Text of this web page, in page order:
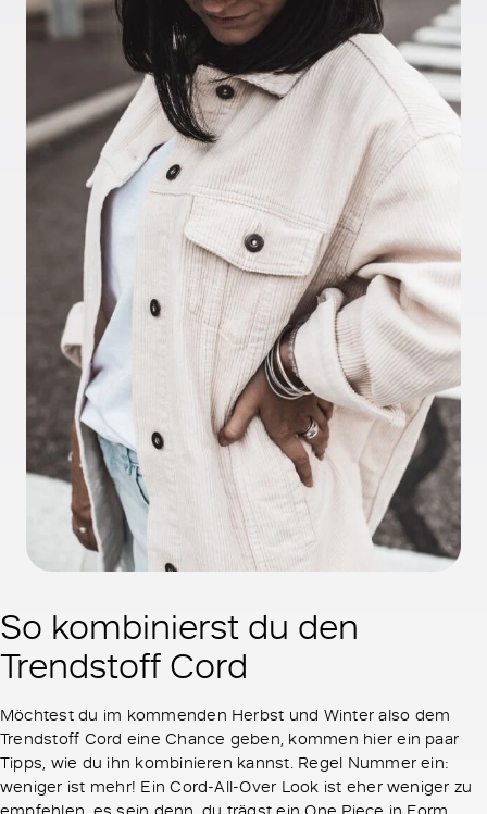
So kombinierst du den
Trendstoff Cord
Möchtest du im kommenden Herbst und Winter also dem
Trendstoff Cord eine Chance geben, kommen hier ein paar
Tipps, wie du ihn kombinieren kannst. Regel Nummer ein:
weniger ist mehr! Ein Cord-All-Over Look ist eher weniger zu
empfehlen, es sein denn, du trägst ein One Piece in Form